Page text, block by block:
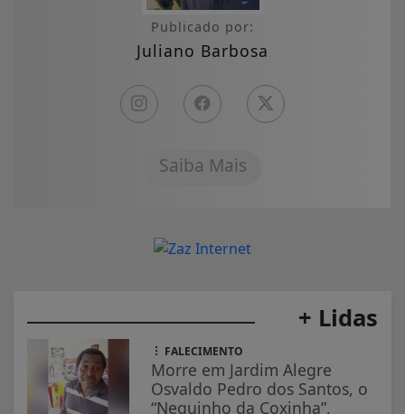
Publicado por:
Juliano Barbosa
Saiba Mais
+ Lidas
FALECIMENTO
Morre em Jardim Alegre
Osvaldo Pedro dos Santos, o
“Neguinho da Coxinha”,